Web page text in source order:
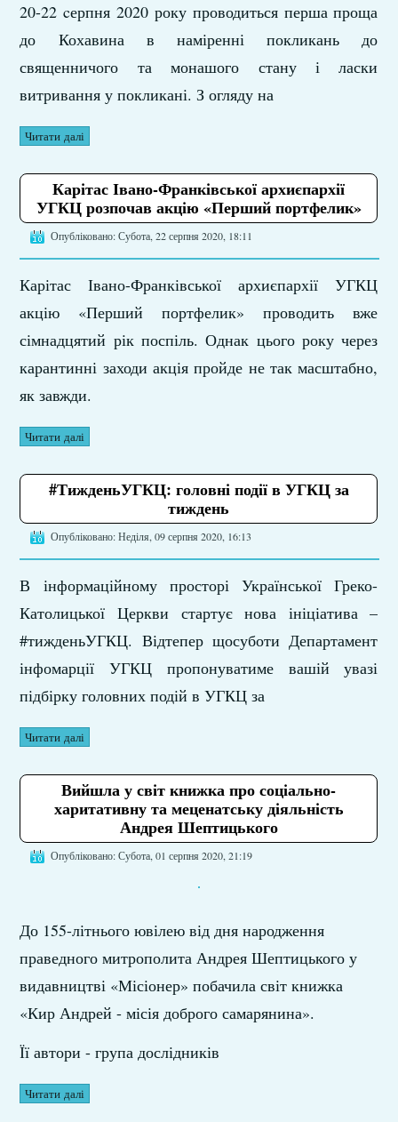
20-22 cерпня 2020 року проводиться перша проща
до Кохавина в наміренні покликань до
священничого та монашого стану і ласки
витривання у покликані. З огляду на
Читати далі
Карітас Івано-Франківської архиєпархії
УГКЦ розпочав акцію «Перший портфелик»
Опубліковано: Субота, 22 серпня 2020, 18:11
Карітас Івано-Франківської архиєпархії УГКЦ
акцію «Перший портфелик» проводить вже
сімнадцятий рік поспіль. Однак цього року через
карантинні заходи акція пройде не так масштабно,
як завжди.
Читати далі
#ТижденьУГКЦ: головні події в УГКЦ за
тиждень
Опубліковано: Неділя, 09 серпня 2020, 16:13
В інформаційному просторі Української Греко-
Католицької Церкви стартує нова ініціатива –
#тижденьУГКЦ. Відтепер щосуботи Департамент
інфомарції УГКЦ пропонуватиме вашій увазі
підбірку головних подій в УГКЦ за
Читати далі
Вийшла у світ книжка про соціально-
харитативну та меценатську діяльність
Андрея Шептицького
Опубліковано: Субота, 01 серпня 2020, 21:19
До 155-літнього ювілею від дня народження
праведного митрополита Андрея Шептицького у
видавництві «Місіонер» побачила світ книжка
«Кир Андрей - місія доброго самарянина».
Її автори - група дослідників
Читати далі